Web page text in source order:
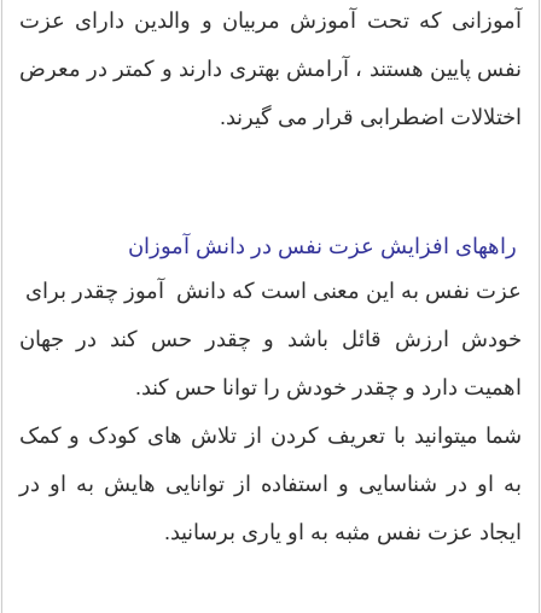
آموزانی که تحت آموزش مربیان و والدین دارای عزت
نفس پایین هستند ، آرامش بهتری دارند و کمتر در معرض
اختلالات اضطرابی قرار می گیرند.
راههای افزایش عزت نفس در دانش آموزان
عزت نفس به این معنی است که دانش آموز چقدر برای
خودش ارزش قائل باشد و چقدر حس کند در جهان
اهمیت دارد و چقدر خودش را توانا حس کند.
شما میتوانید با تعریف کردن از تلاش های کودک و کمک
به او در شناسایی و استفاده از توانایی هایش به او در
ایجاد عزت نفس مثبه به او یاری برسانید.